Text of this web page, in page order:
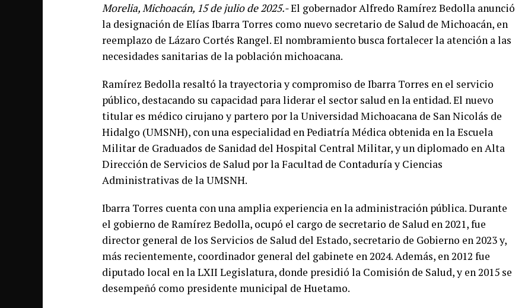
Morelia, Michoacán, 15 de julio de 2025.-El gobernador Alfredo Ramírez Bedolla anunció
la designación de Elías Ibarra Torres como nuevo secretario de Salud de Michoacán, en
reemplazo de Lázaro Cortés Rangel. El nombramiento busca fortalecer la atención a las
necesidades sanitarias de la población michoacana.
Ramírez Bedolla resaltó la trayectoria y compromiso de Ibarra Torres en el servicio
público, destacando su capacidad para liderar el sector salud en la entidad. El nuevo
titular es médico cirujano y partero por la Universidad Michoacana de San Nicolás de
Hidalgo (UMSNH), con una especialidad en Pediatría Médica obtenida en la Escuela
Militar de Graduados de Sanidad del Hospital Central Militar, y un diplomado en Alta
Dirección de Servicios de Salud por la Facultad de Contaduría y Ciencias
Administrativas de la UMSNH.
Ibarra Torres cuenta con una amplia experiencia en la administración pública. Durante
el gobierno de Ramírez Bedolla, ocupó el cargo de secretario de Salud en 2021, fue
director general de los Servicios de Salud del Estado, secretario de Gobierno en 2023 y,
más recientemente, coordinador general del gabinete en 2024. Además, en 2012 fue
diputado local en la LXII Legislatura, donde presidió la Comisión de Salud, y en 2015 se
desempeñó como presidente municipal de Huetamo.